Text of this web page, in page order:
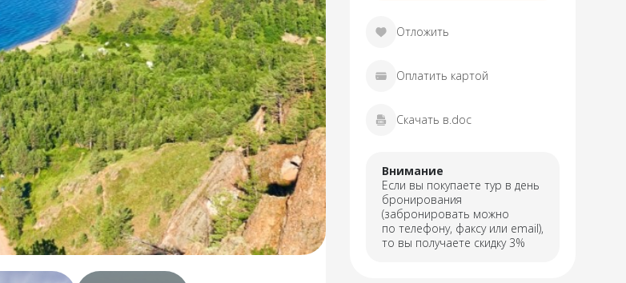
Отложить
Оплатить картой
Скачать в.doc
Внимание
Если вы покупаете тур в день
бронирования
(забронировать можно
по телефону, факсу или email),
то вы получаете скидку 3%